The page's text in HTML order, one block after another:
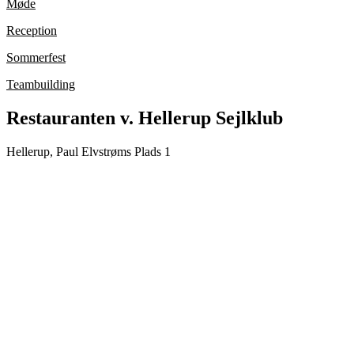
Møde
Reception
Sommerfest
Teambuilding
Restauranten v. Hellerup Sejlklub
Hellerup, Paul Elvstrøms Plads 1